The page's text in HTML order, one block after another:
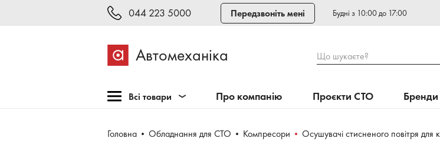
044 223 5000 Передзвоніть мені Будні з 10:00 до 17:00
Автомеханіка Що шукаєте?
Всі товари
Обладнання для СТО
Про компанію Проєкти СТО Бренди
Головна Обладнання для СТО Компресори Осушувачі стисненого повітря для